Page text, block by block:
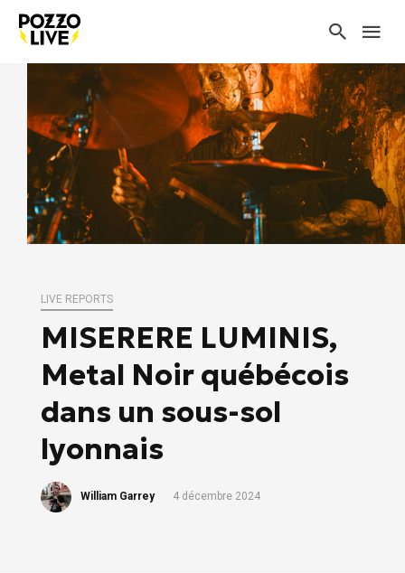
LIVE REPORTS
MISERERE LUMINIS,
Metal Noir québécois
dans un sous-sol
lyonnais
William Garrey 4 décembre 2024